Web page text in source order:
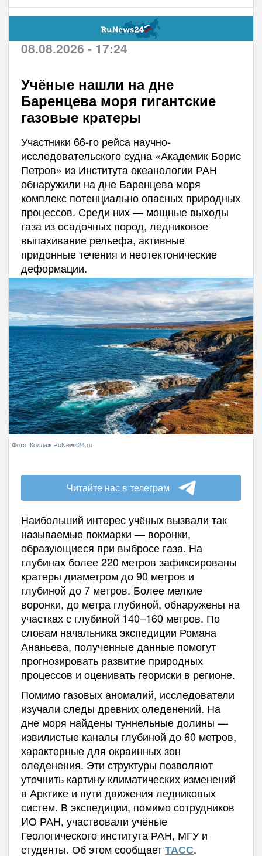
08.08.2026 - 17:24
Учёные нашли на дне
Баренцева моря гигантские
газовые кратеры
Участники 66-го рейса научно-
исследовательского судна «Академик Борис
Петров» из Института океанологии РАН
обнаружили на дне Баренцева моря
комплекс потенциально опасных природных
процессов. Среди них — мощные выходы
газа из осадочных пород, ледниковое
выпахивание рельефа, активные
придонные течения и неотектонические
деформации.
Фото: Коллаж RuNews24.ru
Читайте нас в телеграм
Наибольший интерес учёных вызвали так
называемые покмарки — воронки,
образующиеся при выбросе газа. На
глубинах более 220 метров зафиксированы
кратеры диаметром до 90 метров и
глубиной до 7 метров. Более мелкие
воронки, до метра глубиной, обнаружены на
участках с глубиной 140–160 метров. По
словам начальника экспедиции Романа
Ананьева, полученные данные помогут
прогнозировать развитие природных
процессов и оценивать геориски в регионе.
Помимо газовых аномалий, исследователи
изучали следы древних оледенений. На
дне моря найдены туннельные долины —
извилистые каналы глубиной до 60 метров,
характерные для окраинных зон
оледенения. Эти структуры позволяют
уточнить картину климатических изменений
в Арктике и пути движения ледниковых
систем. В экспедиции, помимо сотрудников
ИО РАН, участвовали учёные
Геологического института РАН, МГУ и
студенты. Об этом сообщаетТАСС.